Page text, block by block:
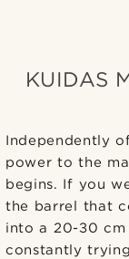
KUIDAS
Independently
power to the
begins. If you
the barrel that
into a 20-30 cm
constantly